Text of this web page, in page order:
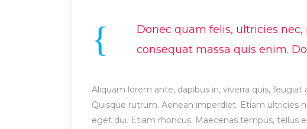
Donec quam felis, ultricies
consequat massa quis enim.
Aliquam lorem ante, dapibus in, viverra quis,
Quisque rutrum. Aenean imperdiet. Etiam ultricies
eget dui. Etiam rhoncus. Maecenas tempus,